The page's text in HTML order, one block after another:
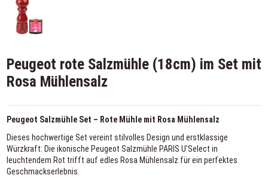
Peugeot rote Salzmühle (18cm) im Set mit
Rosa Mühlensalz
Peugeot Salzmühle Set – Rote Mühle mit Rosa Mühlensalz
Dieses hochwertige Set vereint stilvolles Design und erstklassige
Würzkraft: Die ikonische Peugeot Salzmühle PARIS U’Select in
leuchtendem Rot trifft auf edles Rosa Mühlensalz für ein perfektes
Geschmackserlebnis.